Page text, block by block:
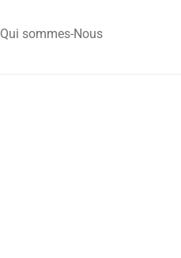
Qui sommes-Nous